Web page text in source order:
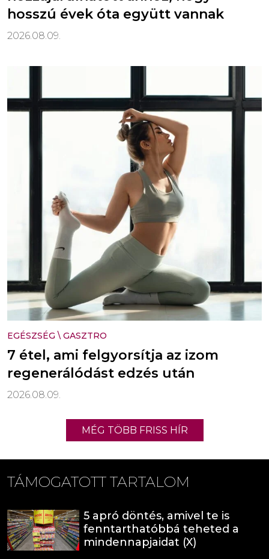
hosszú évek óta együtt vannak
2026.08.09.
EGÉSZSÉG \ GASZTRO
7 étel, ami felgyorsítja az izom
regenerálódást edzés után
2026.08.09.
MÉG TÖBB FRISS HÍR
TÁMOGATOTT TARTALOM
5 apró döntés, amivel te is
fenntarthatóbbá teheted a
mindennapjaidat (X)